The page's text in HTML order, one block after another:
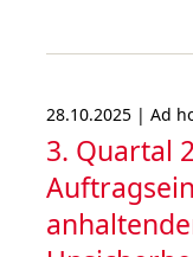
28.10.2025 | Ad
3. Quartal